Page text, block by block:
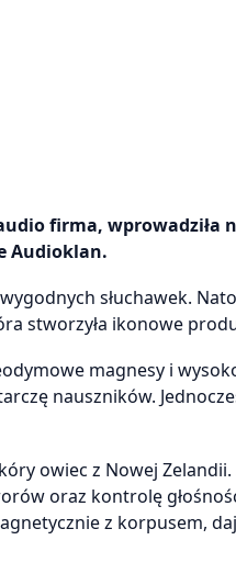
firma, wprowadziła
Audioklan.
słuchawek.
stworzyła ikonowe
magnesy i
nauszników.
owiec z Nowej
oraz kontrolę
z korpusem,